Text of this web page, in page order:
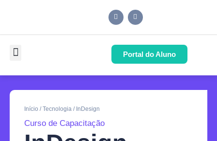
Portal do Aluno
Início /Tecnologia / InDesign
Curso de Capacitação